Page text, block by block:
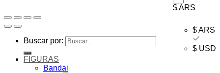
$ ARS
$ ARS
$ USD
Buscar por:
FIGURAS
Bandai